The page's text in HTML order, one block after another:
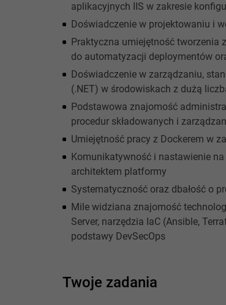
aplikacyjnych IIS w zakresie
Doświadczenie w projektowaniu i
Praktyczna umiejętność tworzenia
do automatyzacji deploymentów
Doświadczenie w zarządzaniu,
(.NET) w środowiskach z dużą
Podstawowa znajomość
procedur składowanych i
Umiejętność pracy z Dockerem w
Komunikatywność i nastawienie
architektem platformy
Systematyczność oraz dbałość o
Mile widziana znajomość
Server, narzędzia IaC (Ansible,
podstawy DevSecOps
Twoje zadania